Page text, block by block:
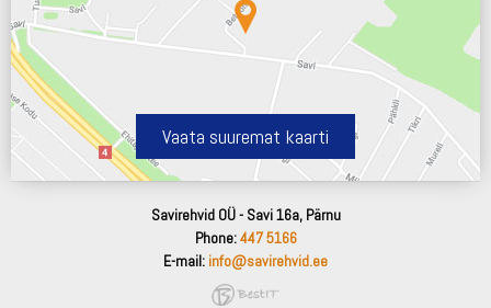
Vaata suuremat kaarti
Savirehvid OÜ - Savi 16a, Pärnu
Phone:447 5166
E-mail: info@savirehvid.ee